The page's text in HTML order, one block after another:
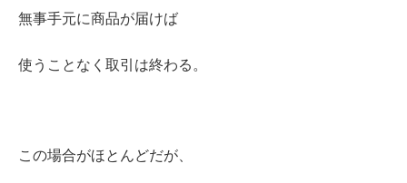
無事手元に商品が届けば
使うことなく取引は終わる。
この場合がほとんどだが、